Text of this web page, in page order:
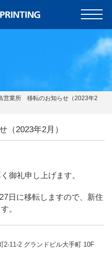
営業所 移転のお知らせ（2023年2
2023年2月）
御礼申し上げます。
日に移転しますので、新住
。
2-11-2 グランドビル大手町 10F